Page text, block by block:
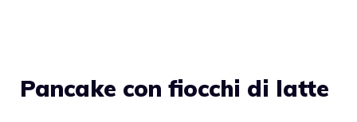
Pancake con fiocchi di latte